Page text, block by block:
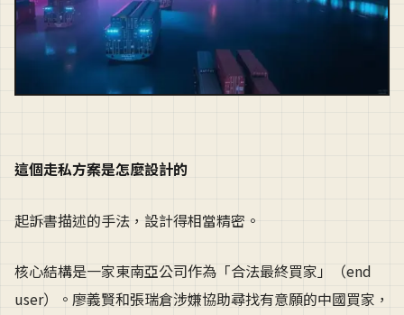
這個走私方案是怎麼設計的
起訴書描述的手法，設計得相當精密。
核心結構是一家東南亞公司作為「合法最終買家」（end
user）。廖義賢和張瑞倉涉嫌協助尋找有意願的中國買家，